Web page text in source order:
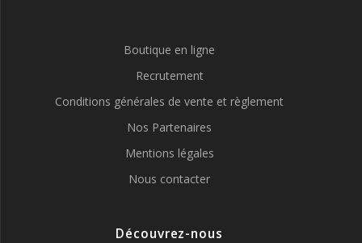
Boutique en ligne
Recrutement
Conditions générales de vente et règlement
Nos Partenaires
Mentions légales
Nous contacter
Découvrez-nous